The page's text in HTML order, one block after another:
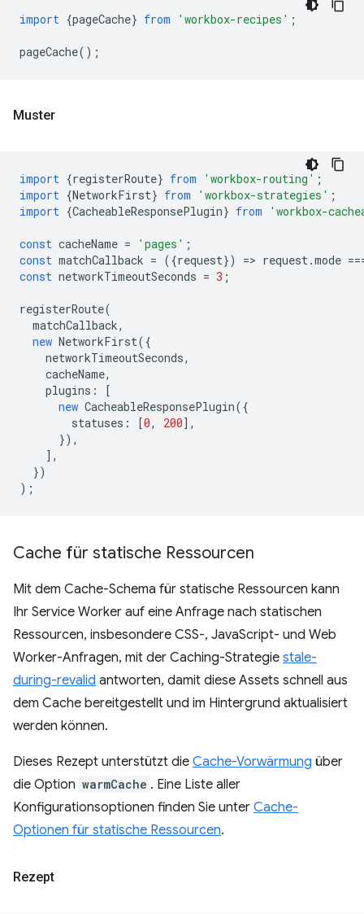
import {pageCache} from 'workbox-recipes' ;
pageCache();
Muster
import {registerRoute} from 'workbox-routing' ;
import {NetworkFirst} from 'workbox-strategies' ;
import {CacheableResponsePlugin} from 'workbox-
const cacheName = 'pages' ;
const matchCallback = ({request}) => request.mode
const networkTimeoutSeconds = 3 ;
registerRoute(
matchCallback,
new NetworkFirst({
networkTimeoutSeconds,
cacheName,
plugins :
[
new CacheableResponsePlugin({
statuses : [0, 200],
}),
],
})
);
Cache für statische Ressourcen
Mit dem Cache-Schema für statische Ressourcen kann
Ihr Service Worker auf eine Anfrage nach statischen
Ressourcen, insbesondere CSS-, JavaScript- und Web
Worker-Anfragen, mit der Caching-Strategie stale-
during-revalid antworten, damit diese Assets schnell aus
dem Cache bereitgestellt und im Hintergrund aktualisiert
werden können.
Dieses Rezept unterstützt die Cache-Vorwärmung über
die Option warmCache . Eine Liste aller
Konfigurationsoptionen finden Sie unter Cache-
Optionen für statische Ressourcen.
Rezept